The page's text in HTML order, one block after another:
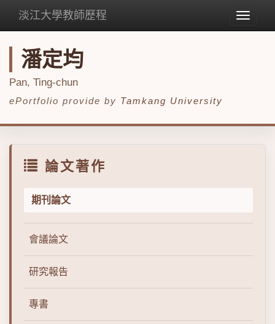
Toggle
淡江大學教師歷程
潘定均
Pan, Ting-chun
ePortfolio provide by Tamkang University
論文著作
期刊論文
會議論文
研究報告
專書